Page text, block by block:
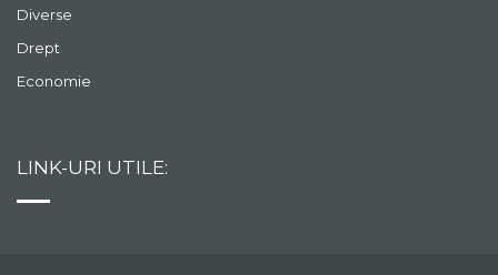
Diverse
Drept
Economie
LINK-URI UTILE: